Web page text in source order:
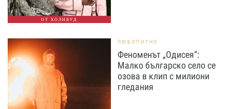
ОТ ХОЛИВУД
ЛЮБОПИТНО
Феноменът „Одисея“:
Малко българско село се
озова в клип с милиони
гледания